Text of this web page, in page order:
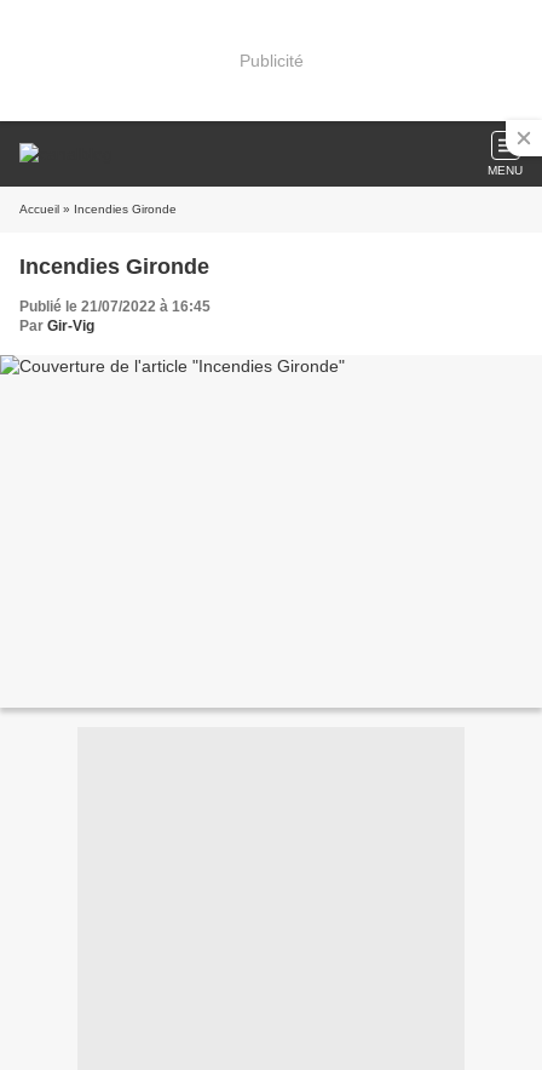
Publicité
MENU
Accueil » Incendies Gironde
Incendies Gironde
Publié le 21/07/2022 à 16:45
Par Gir-Vig